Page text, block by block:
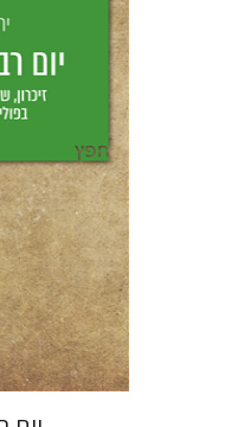
יחיאל ויצמן
יפעת
הנחת